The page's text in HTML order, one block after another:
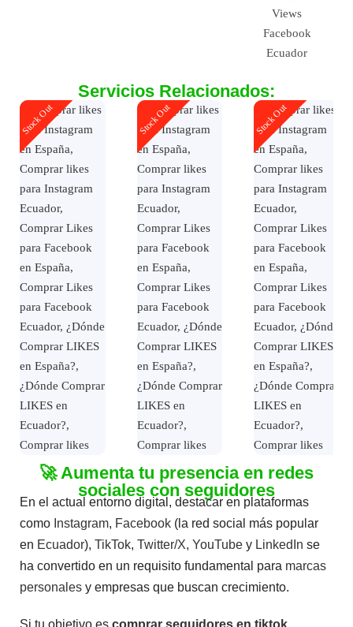
Servicios Relacionados:
Stock Out Stock Out Stock Out
🚀 Aumenta tu presencia en redes
sociales con seguidores
En el actual entorno digital, destacar en plataformas
como Instagram, Facebook (la red social más popular
en Ecuador),TikTok,Twitter/X,YouTube y LinkedIn se
ha convertido en un requisito fundamental para marcas
personales y empresas que buscan crecimiento.
Si tu objetivo escomprar seguidores en tiktok